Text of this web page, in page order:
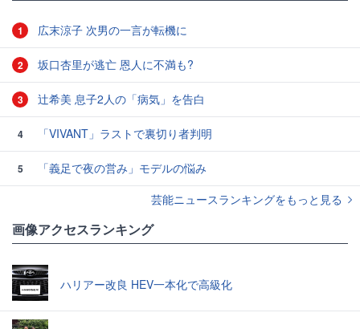
1 広末涼子 次男の一言が転機に
2 坂口杏里が逃亡 恩人に不満も?
3 辻希美 息子2人の「病気」を告白
4 「VIVANT」ラストで裏切り者判明
5
「義足で夜の営み」モデルの悩み
芸能ニュースランキングをもっと見る
画像アクセスランキング
ハリアー改良 HEV一本化で高級化